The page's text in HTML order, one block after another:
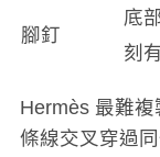
腳釘
底
刻
Hermès 最難
條線交叉穿過同